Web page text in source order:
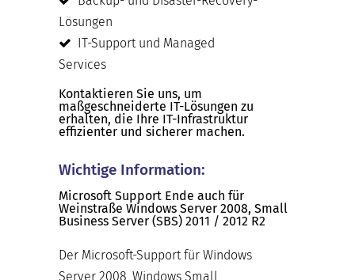
Lösungen
IT-Support und Managed
Services
Kontaktieren Sie uns, um
maßgeschneiderte IT-Lösungen zu
erhalten, die Ihre IT-Infrastruktur
effizienter und sicherer machen.
Wichtige Information:
Microsoft Support Ende auch für
Weinstraße Windows Server 2008, Small
Business Server (SBS) 2011 / 2012 R2
Der Microsoft-Support für Windows
Server 2008, Windows Small